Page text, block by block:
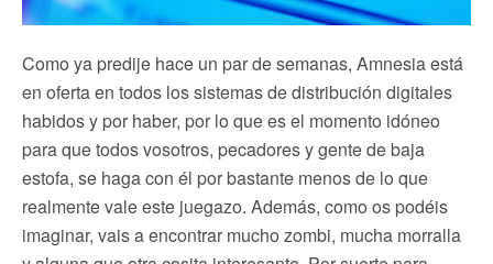
Como ya predije hace un par de semanas, Amnesia está
en oferta en todos los sistemas de distribución digitales
habidos y por haber, por lo que es el momento idóneo
para que todos vosotros, pecadores y gente de baja
estofa, se haga con él por bastante menos de lo que
realmente vale este juegazo. Además, como os podéis
imaginar, vais a encontrar mucho zombi, mucha morralla